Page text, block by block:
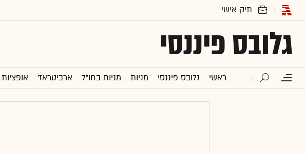
גלובס פיננסי
ראשי גלובס פיננסי מניות מניות בחו"ל ארביטראז' אופציות